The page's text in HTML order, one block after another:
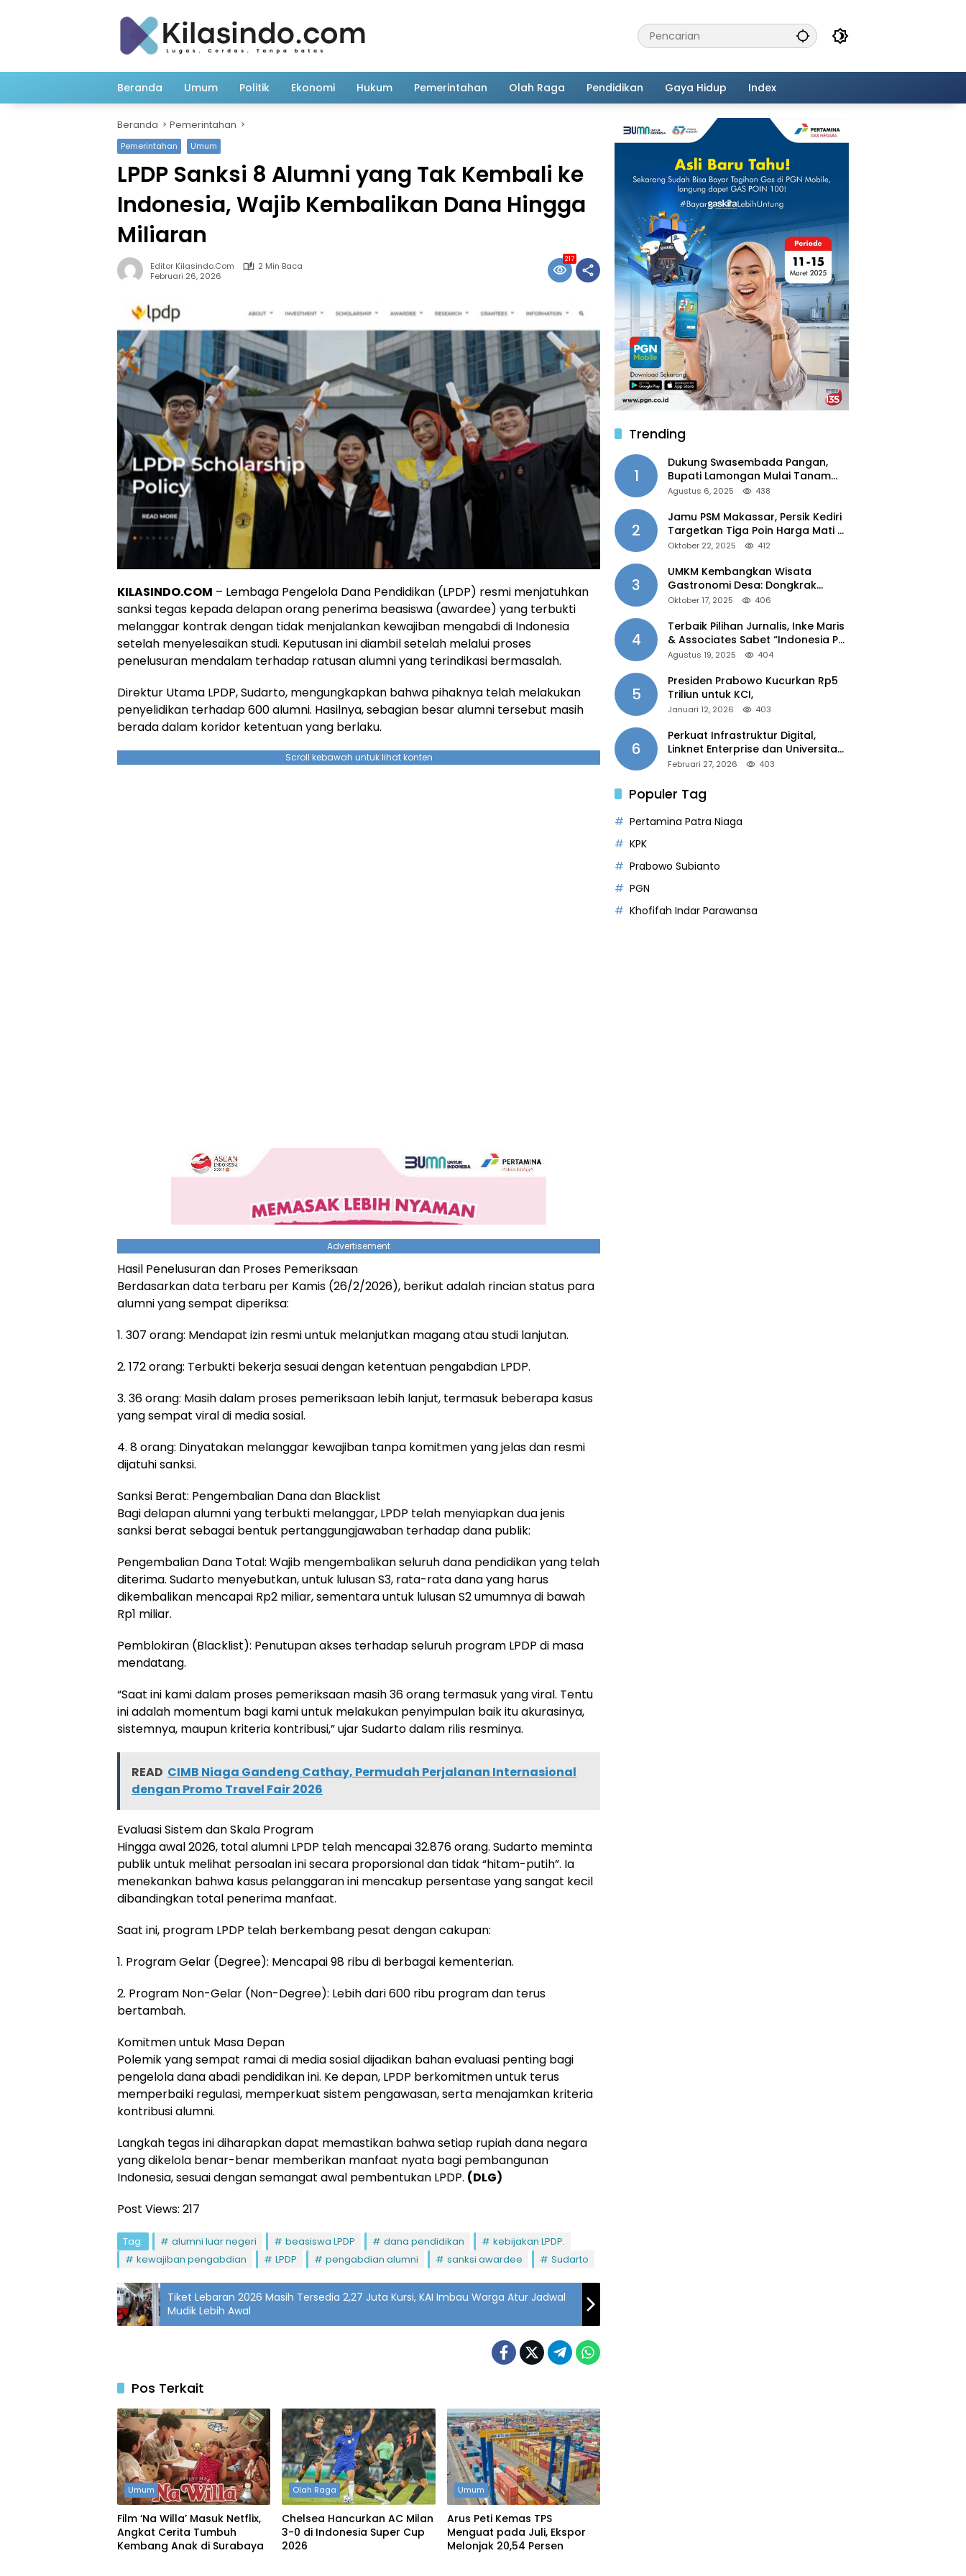
Beranda Umum Politik Ekonomi Hukum Pemerintahan Olah Raga Pendidikan Gaya Hidup Index
Beranda Pemerintahan
Pemerintahan Umum
LPDP Sanksi 8 Alumni yang Tak Kembali ke
Indonesia, Wajib Kembalikan Dana Hingga
Miliaran
Editor Kilasindo.com
2 Min Baca
Februari 26, 2026
217
KILASINDO.COM – Lembaga Pengelola Dana Pendidikan (LPDP) resmi menjatuhkan
sanksi tegas kepada delapan orang penerima beasiswa (awardee) yang terbukti
melanggar kontrak dengan tidak menjalankan kewajiban mengabdi di Indonesia
setelah menyelesaikan studi. Keputusan ini diambil setelah melalui proses
penelusuran mendalam terhadap ratusan alumni yang terindikasi bermasalah.
Direktur Utama LPDP, Sudarto, mengungkapkan bahwa pihaknya telah melakukan
penyelidikan terhadap 600 alumni. Hasilnya, sebagian besar alumni tersebut masih
berada dalam koridor ketentuan yang berlaku.
Scroll kebawah untuk lihat konten
Advertisement
Hasil Penelusuran dan Proses Pemeriksaan
Berdasarkan data terbaru per Kamis (26/2/2026), berikut adalah rincian status para
alumni yang sempat diperiksa:
1. 307 orang: Mendapat izin resmi untuk melanjutkan magang atau studi lanjutan.
2. 172 orang: Terbukti bekerja sesuai dengan ketentuan pengabdian LPDP.
3. 36 orang: Masih dalam proses pemeriksaan lebih lanjut, termasuk beberapa kasus
yang sempat viral di media sosial.
4. 8 orang: Dinyatakan melanggar kewajiban tanpa komitmen yang jelas dan resmi
dijatuhi sanksi.
Sanksi Berat: Pengembalian Dana dan Blacklist
Bagi delapan alumni yang terbukti melanggar, LPDP telah menyiapkan dua jenis
sanksi berat sebagai bentuk pertanggungjawaban terhadap dana publik:
Pengembalian Dana Total: Wajib mengembalikan seluruh dana pendidikan yang telah
diterima. Sudarto menyebutkan, untuk lulusan S3, rata-rata dana yang harus
dikembalikan mencapai Rp2 miliar, sementara untuk lulusan S2 umumnya di bawah
Rp1 miliar.
Pemblokiran (Blacklist): Penutupan akses terhadap seluruh program LPDP di masa
mendatang.
“Saat ini kami dalam proses pemeriksaan masih 36 orang termasuk yang viral. Tentu
ini adalah momentum bagi kami untuk melakukan penyimpulan baik itu akurasinya,
sistemnya, maupun kriteria kontribusi,” ujar Sudarto dalam rilis resminya.
READ CIMB Niaga Gandeng Cathay, Permudah Perjalanan Internasional
dengan Promo Travel Fair 2026
Evaluasi Sistem dan Skala Program
Hingga awal 2026, total alumni LPDP telah mencapai 32.876 orang. Sudarto meminta
publik untuk melihat persoalan ini secara proporsional dan tidak “hitam-putih”. Ia
menekankan bahwa kasus pelanggaran ini mencakup persentase yang sangat kecil
dibandingkan total penerima manfaat.
Saat ini, program LPDP telah berkembang pesat dengan cakupan:
1. Program Gelar (Degree): Mencapai 98 ribu di berbagai kementerian.
2. Program Non-Gelar (Non-Degree): Lebih dari 600 ribu program dan terus
bertambah.
Komitmen untuk Masa Depan
Polemik yang sempat ramai di media sosial dijadikan bahan evaluasi penting bagi
pengelola dana abadi pendidikan ini. Ke depan, LPDP berkomitmen untuk terus
memperbaiki regulasi, memperkuat sistem pengawasan, serta menajamkan kriteria
kontribusi alumni.
Langkah tegas ini diharapkan dapat memastikan bahwa setiap rupiah dana negara
yang dikelola benar-benar memberikan manfaat nyata bagi pembangunan
Indonesia, sesuai dengan semangat awal pembentukan LPDP. (DLG)
Post Views: 217
Tag: alumni luar negeri beasiswa LPDP dana pendidikan
kebijakan LPDP.
kewajiban pengabdian
LPDP pengabdian alumni sanksi awardee Sudarto
Tiket Lebaran 2026 Masih Tersedia 2,27 Juta Kursi, KAI Imbau Warga Atur Jadwal
Mudik Lebih Awal
Pos Terkait
Umum
Film ‘Na Willa’ Masuk Netflix,
Angkat Cerita Tumbuh
Kembang Anak di Surabaya
Olah Raga
Chelsea Hancurkan AC Milan
3-0 di Indonesia Super Cup
2026
Umum
Arus Peti Kemas TPS
Menguat pada Juli, Ekspor
Melonjak 20,54 Persen
Trending
1
Dukung Swasembada Pangan,
Bupati Lamongan Mulai Tanam
Padi Musim Ketiga
Agustus 6, 2025 438
2
Jamu PSM Makassar, Persik Kediri
Targetkan Tiga Poin Harga Mati di
Kandang
Oktober 22, 2025 412
3
UMKM Kembangkan Wisata
Gastronomi Desa: Dongkrak
Ekonomi Daerah, Perluas Pasar
Oktober 17, 2025 406
4
Terbaik Pilihan Jurnalis, Inke Maris
& Associates Sabet “Indonesia PR
of the Year 2025”
Agustus 19, 2025 404
5
Presiden Prabowo Kucurkan Rp5
Triliun untuk KCI,
Januari 12, 2026 403
6
Perkuat Infrastruktur Digital,
Linknet Enterprise dan Universitas
Jember Jalin Kolaborasi Smart
Februari 27, 2026 403
Populer Tag
Pertamina Patra Niaga
KPK
Prabowo Subianto
PGN
Khofifah Indar Parawansa